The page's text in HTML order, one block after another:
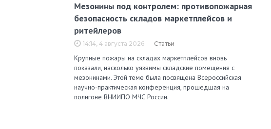
Мезонины под контролем: противопожарная
безопасность складов маркетплейсов и
ритейлеров
14:14, 4 августа 2026 Статьи
Крупные пожары на складах маркетплейсов вновь
показали, насколько уязвимы складские помещения с
мезонинами. Этой теме была посвящена Всероссийская
научно-практическая конференция, прошедшая на
полигоне ВНИИПО МЧС России.